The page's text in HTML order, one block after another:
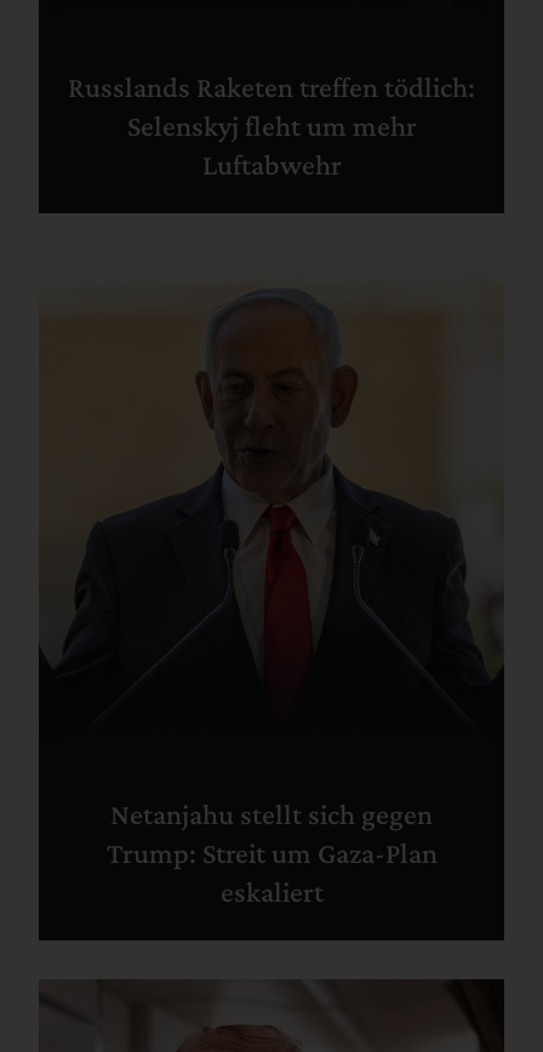
Russlands Raketen treffen tödlich:
Selenskyj fleht um mehr
Luftabwehr
Netanjahu stellt sich gegen
Trump: Streit um Gaza-Plan
eskaliert